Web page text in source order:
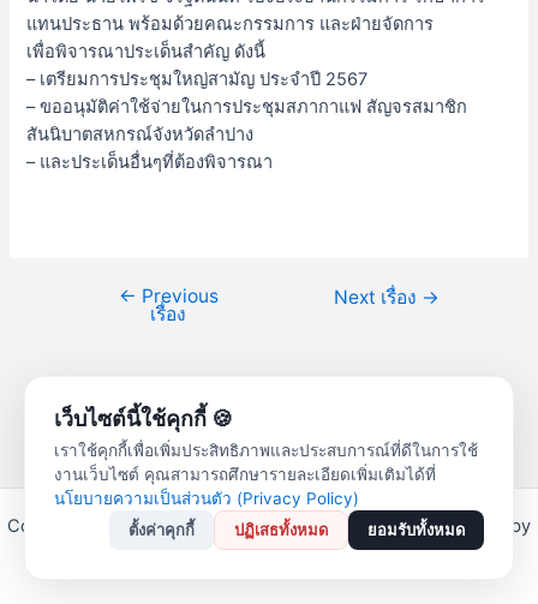
แทนประธาน พร้อมด้วยคณะกรรมการ และฝ่ายจัดการ
เพื่อพิจารณาประเด็นสำคัญ ดังนี้
– เตรียมการประชุมใหญ่สามัญ ประจำปี 2567
– ขออนุมัติค่าใช้จ่ายในการประชุมสภากาแฟ สัญจรสมาชิก
สันนิบาตสหกรณ์จังหวัดลำปาง
– และประเด็นอื่นๆที่ต้องพิจารณา
← Previous
เรื่อง
Next เรื่อง →
Copyright © 2026 สหกรณ์ออมทรัพย์ครูลำปาง จำกัด | Powered by
Astra WordPress Theme
เว็บไซต์นี้ใช้คุกกี้ 🍪
เราใช้คุกกี้เพื่อเพิ่มประสิทธิภาพและประสบการณ์ที่ดีในการใช้
งานเว็บไซต์ คุณสามารถศึกษารายละเอียดเพิ่มเติมได้ที่
นโยบายความเป็นส่วนตัว (Privacy Policy)
ตั้งค่าคุกกี้
ปฏิเสธทั้งหมด ยอมรับทั้งหมด